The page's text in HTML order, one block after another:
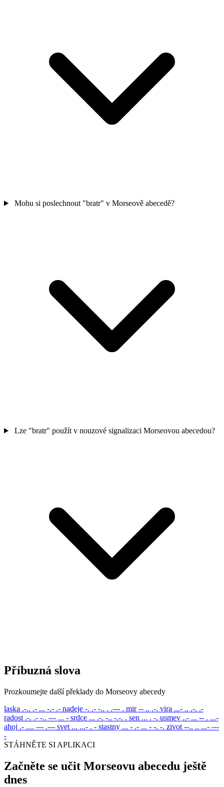
Mohu si poslechnout "bratr" v Morseově abecedě?
Lze "bratr" použít v nouzové signalizaci Morseovou abecedou?
Příbuzná slova
Prozkoumejte další překlady do Morseovy abecedy
laska .-.. .- ... -.- .- nadeje -. .- -.. . .--- . mir -- .. .-. vira ...- .. .-. .-
radost .-. .- -.. --- ... - srdce ... .-. -.. -.-. . sen ... . -. usmev ..- ... -- . ...-
ahoj .- .... --- .--- svet ... ...- . - stastny ... - .- ... - -. -. zivot --.. .. ...- ---
-
STÁHNĚTE SI APLIKACI
Začněte se učit Morseovu abecedu ještě
dnes